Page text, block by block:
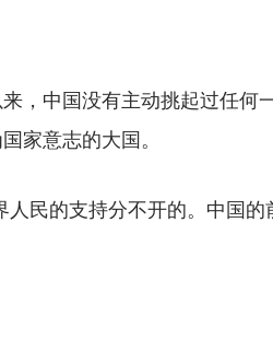
，中国没有主动挑起过任何
家意志的大国。
民的支持分不开的。中国的